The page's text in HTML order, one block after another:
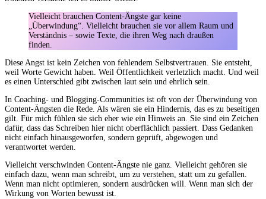
Vielleicht brauchen Content-Ängste gar keine
„Überwindung“. Vielleicht brauchen sie vor allem Raum und
Verständnis – sowie Texte, die ihren Weg nach draußen
finden.
Diese Angst ist kein Zeichen von fehlendem Selbstvertrauen. Sie entsteht,
weil Worte Gewicht haben. Weil Öffentlichkeit verletzlich macht. Und weil
es einen Unterschied gibt zwischen laut sein und ehrlich sein.
In Coaching- und Blogging-Communities ist oft von der Überwindung von
Content-Ängsten die Rede. Als wären sie ein Hindernis, das es zu beseitigen
gilt. Für mich fühlen sie sich eher wie ein Hinweis an. Sie sind ein Zeichen
dafür, dass das Schreiben hier nicht oberflächlich passiert. Dass Gedanken
nicht einfach hinausgeworfen, sondern geprüft, abgewogen und
verantwortet werden.
Vielleicht verschwinden Content-Ängste nie ganz. Vielleicht gehören sie
einfach dazu, wenn man schreibt, um zu verstehen, statt um zu gefallen.
Wenn man nicht optimieren, sondern ausdrücken will. Wenn man sich der
Wirkung von Worten bewusst ist.